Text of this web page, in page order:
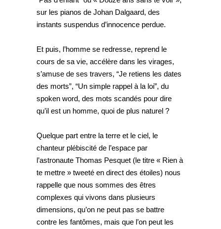
sur les pianos de Johan Dalgaard, des
instants suspendus d’innocence perdue.
Et puis, l’homme se redresse, reprend le
cours de sa vie, accélère dans les virages,
s’amuse de ses travers, “Je retiens les dates
des morts”, “Un simple rappel à la loi”, du
spoken word, des mots scandés pour dire
qu’il est un homme, quoi de plus naturel ?
Quelque part entre la terre et le ciel, le
chanteur plébiscité de l’espace par
l’astronaute Thomas Pesquet (le titre « Rien à
te mettre » tweeté en direct des étoiles) nous
rappelle que nous sommes des êtres
complexes qui vivons dans plusieurs
dimensions, qu’on ne peut pas se battre
contre les fantômes, mais que l’on peut les